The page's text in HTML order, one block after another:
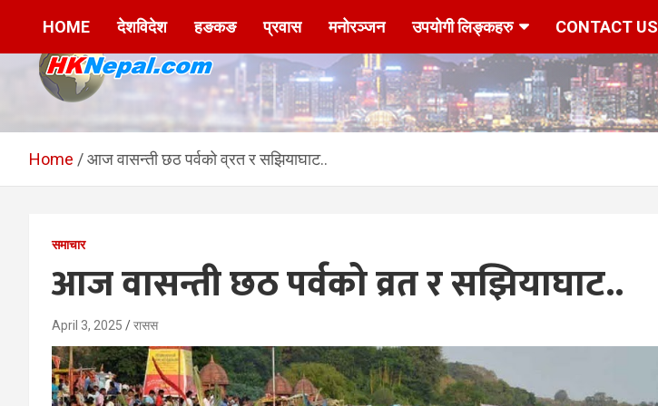
HKNepal.com –
हङकङबाट सञ्चालित पहिलो
hknepal, hknepal.com, hk nepal, hk nepal com
HOME देशविदेश हङकङ प्रवास मनोरञ्जन उपयोगी लिङ्कहरु CONTACT US
Home आज वासन्ती छठ पर्वको व्रत र सझियाघाट..
समाचार
आज वासन्ती छठ पर्वको व्रत र सझियाघाट..
April 3, 2025 रासस